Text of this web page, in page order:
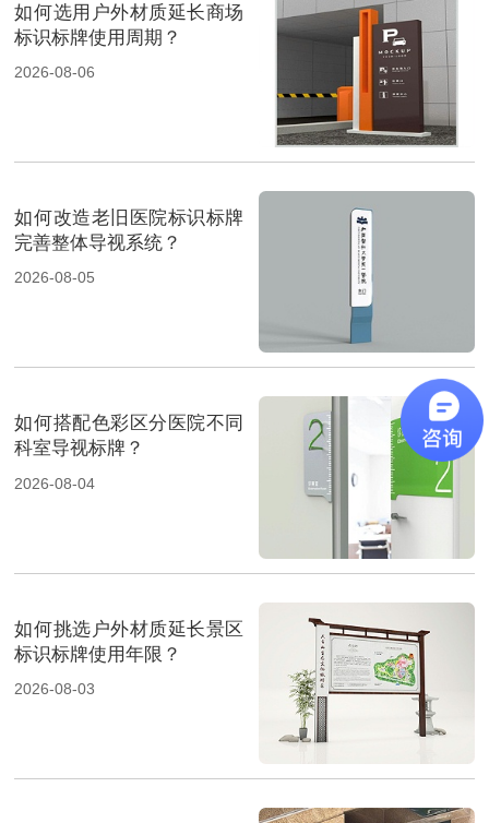
如何选用户外材质延长商场
标识标牌使用周期？
2026-08-06
如何改造老旧医院标识标牌
完善整体导视系统？
2026-08-05
如何搭配色彩区分医院不同
科室导视标牌？
2026-08-04
如何挑选户外材质延长景区
标识标牌使用年限？
2026-08-03